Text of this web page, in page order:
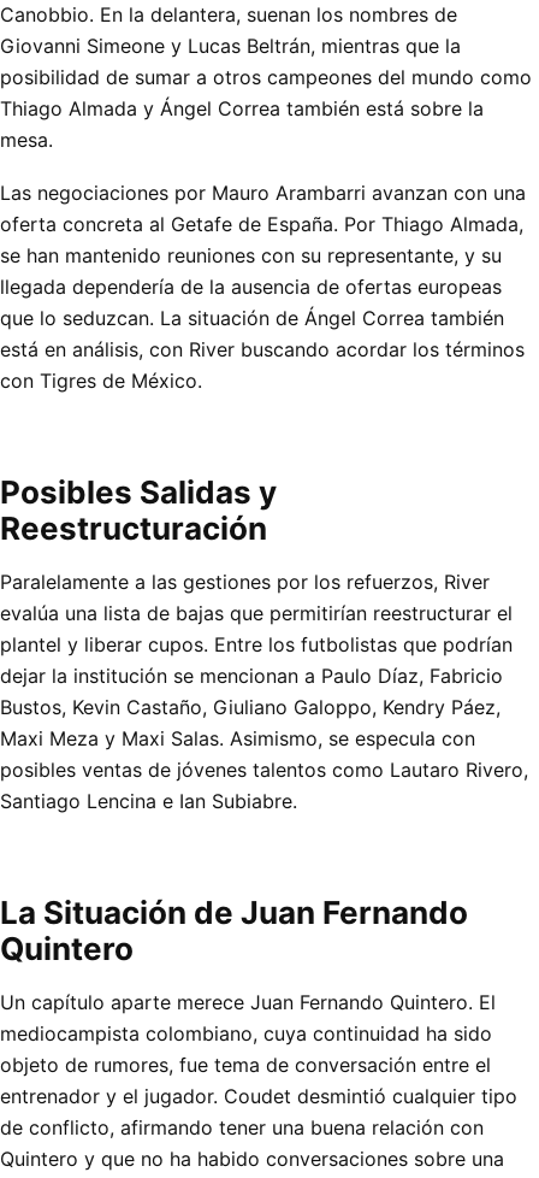
Canobbio. En la delantera, suenan los nombres de
Giovanni Simeone y Lucas Beltrán, mientras que la
posibilidad de sumar a otros campeones del mundo como
Thiago Almada y Ángel Correa también está sobre la
mesa.
Las negociaciones por Mauro Arambarri avanzan con una
oferta concreta al Getafe de España. Por Thiago Almada,
se han mantenido reuniones con su representante, y su
llegada dependería de la ausencia de ofertas europeas
que lo seduzcan. La situación de Ángel Correa también
está en análisis, con River buscando acordar los términos
con Tigres de México.
Posibles Salidas y
Reestructuración
Paralelamente a las gestiones por los refuerzos, River
evalúa una lista de bajas que permitirían reestructurar el
plantel y liberar cupos. Entre los futbolistas que podrían
dejar la institución se mencionan a Paulo Díaz, Fabricio
Bustos, Kevin Castaño, Giuliano Galoppo, Kendry Páez,
Maxi Meza y Maxi Salas. Asimismo, se especula con
posibles ventas de jóvenes talentos como Lautaro Rivero,
Santiago Lencina e Ian Subiabre.
La Situación de Juan Fernando
Quintero
Un capítulo aparte merece Juan Fernando Quintero. El
mediocampista colombiano, cuya continuidad ha sido
objeto de rumores, fue tema de conversación entre el
entrenador y el jugador. Coudet desmintió cualquier tipo
de conflicto, afirmando tener una buena relación con
Quintero y que no ha habido conversaciones sobre una